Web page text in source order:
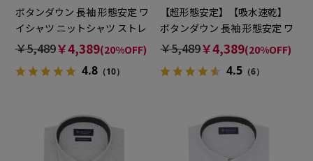
ボタンダウン 長袖 形態安定 ワ
イシャツ ニットシャツ ストレ
ッチ
￥5,489￥4,389(20%OFF)
4.8（10）
【超形態安定】【吸水速乾】
ボタンダウン 長袖 形態安定 ワ
イシャツ
￥5,489￥4,389(20%OFF)
4.5 （6）